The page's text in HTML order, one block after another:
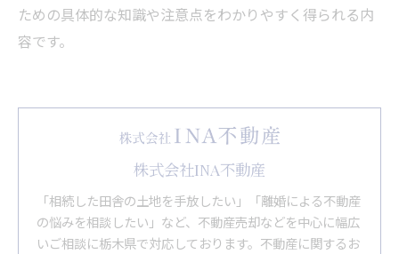
ための具体的な知識や注意点をわかりやすく得られる内
容です。
株式会社INA不動産
「相続した田舎の土地を手放したい」「離婚による不動産
の悩みを相談したい」など、不動産売却などを中心に幅広
いご相談に栃木県で対応しております。不動産に関するお